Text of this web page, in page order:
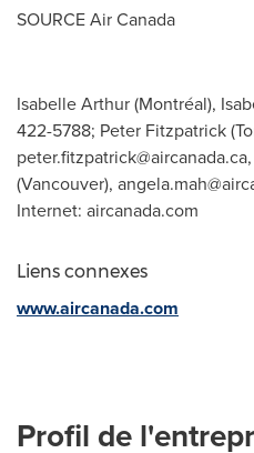
SOURCE Air Canada
Isabelle Arthur (Montréal),
422-5788; Peter Fitzpatrick
peter.fitzpatrick@aircanada.ca
(Vancouver),
Internet: aircanada.com
Liens connexes
www.aircanada.com
Profil de